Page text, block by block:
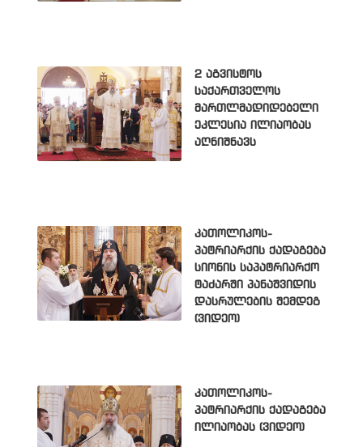
2 აგვისტოს
საქართველოს
მართლმადიდებელი
ეკლესია ილიაობას
აღნიშნავს
კათოლიკოს-
პატრიარქის ქადაგება
სიონის საპატრიარქო
ტაძარში პანაშვიდის
დასრულების შემდეგ
(ვიდეო)
კათოლიკოს-
პატრიარქის ქადაგება
ილიაობას (ვიდეო)